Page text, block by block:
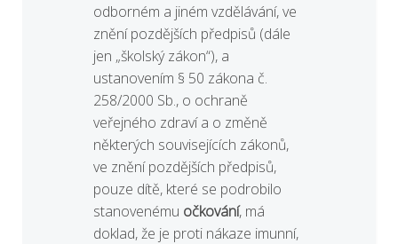
odborném a jiném vzdělávání, ve
znění pozdějších předpisů (dále
jen „školský zákon“), a
ustanovením § 50 zákona č.
258/2000 Sb., o ochraně
veřejného zdraví a o změně
některých souvisejících zákonů,
ve znění pozdějších předpisů,
pouze dítě, které se podrobilo
stanovenému očkování, má
doklad, že je proti nákaze imunní,